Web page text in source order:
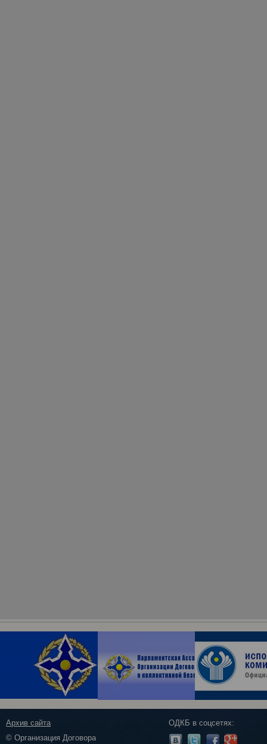
Архив сайта
© Организация Договора
ОДКБ в соцсетях: